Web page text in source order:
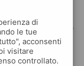
esso
di
le tue
acconsenti
visitare
controllato.